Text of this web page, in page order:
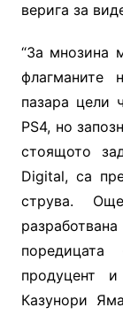
верига за
“За мнозина
флагманите
пазара цели
PS4, но
стоящото
Digital, са
струва.
поредицата
продуцент
Казунори